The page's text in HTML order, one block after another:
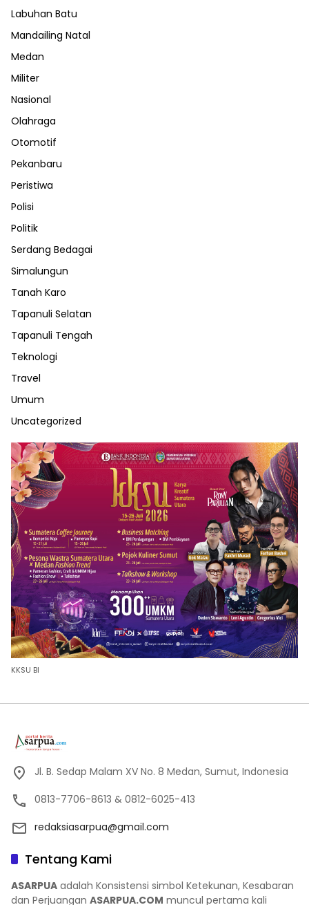
Labuhan Batu
Mandailing Natal
Medan
Militer
Nasional
Olahraga
Otomotif
Pekanbaru
Peristiwa
Polisi
Politik
Serdang Bedagai
Simalungun
Tanah Karo
Tapanuli Selatan
Tapanuli Tengah
Teknologi
Travel
Umum
Uncategorized
KKSU BI
Jl. B. Sedap Malam XV No. 8 Medan, Sumut, Indonesia
0813-7706-8613 & 0812-6025-413
redaksiasarpua@gmail.com
Tentang Kami
ASARPUA adalah Konsistensi simbol Ketekunan, Kesabaran
dan Perjuangan ASARPUA.COM muncul pertama kali